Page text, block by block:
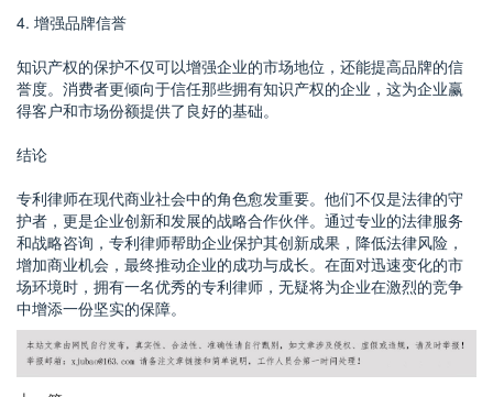
4. 增强品牌信誉
知识产权的保护不仅可以增强企业的市场地位，还能提高品牌的信
誉度。消费者更倾向于信任那些拥有知识产权的企业，这为企业赢
得客户和市场份额提供了良好的基础。
结论
专利律师在现代商业社会中的角色愈发重要。他们不仅是法律的守
护者，更是企业创新和发展的战略合作伙伴。通过专业的法律服务
和战略咨询，专利律师帮助企业保护其创新成果，降低法律风险，
增加商业机会，最终推动企业的成功与成长。在面对迅速变化的市
场环境时，拥有一名优秀的专利律师，无疑将为企业在激烈的竞争
中增添一份坚实的保障。